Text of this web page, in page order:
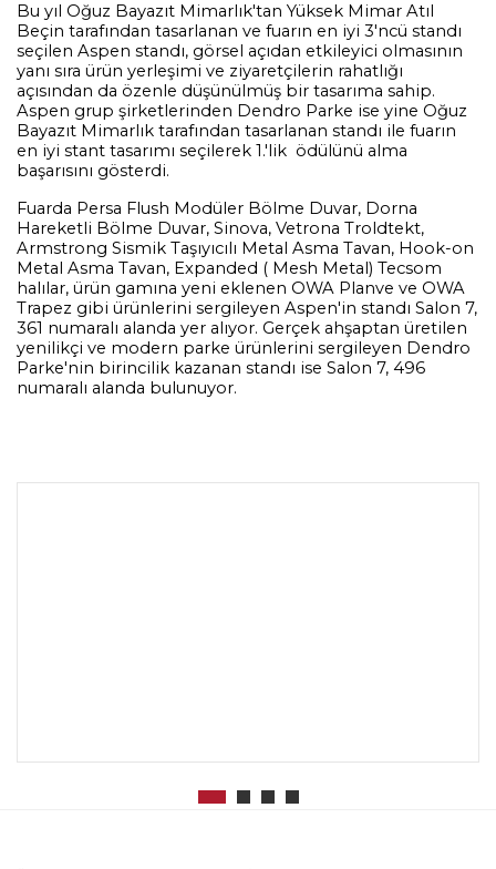
Bu yıl Oğuz Bayazıt Mimarlık'tan Yüksek Mimar Atıl
Beçin tarafından tasarlanan ve fuarın en iyi 3'ncü standı
seçilen Aspen standı, görsel açıdan etkileyici olmasının
yanı sıra ürün yerleşimi ve ziyaretçilerin rahatlığı
açısından da özenle düşünülmüş bir tasarıma sahip.
Aspen grup şirketlerinden Dendro Parke ise yine Oğuz
Bayazıt Mimarlık tarafından tasarlanan standı ile fuarın
en iyi stant tasarımı seçilerek 1.'lik ödülünü alma
başarısını gösterdi.
Fuarda Persa Flush Modüler Bölme Duvar, Dorna
Hareketli Bölme Duvar, Sinova, Vetrona Troldtekt,
Armstrong Sismik Taşıyıcılı Metal Asma Tavan, Hook-on
Metal Asma Tavan, Expanded ( Mesh Metal) Tecsom
halılar, ürün gamına yeni eklenen OWA Planve ve OWA
Trapez gibi ürünlerini sergileyen Aspen'in standı Salon 7,
361 numaralı alanda yer alıyor. Gerçek ahşaptan üretilen
yenilikçi ve modern parke ürünlerini sergileyen Dendro
Parke'nin birincilik kazanan standı ise Salon 7, 496
numaralı alanda bulunuyor.